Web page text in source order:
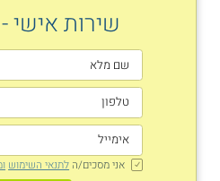
שירות אישי
אני מסכים/ה לתנאי השימוש